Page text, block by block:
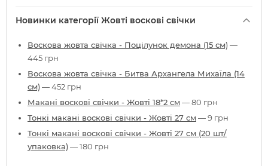
Новинки категорії Жовті воскові свічки
Воскова жовта свічка - Поцілунок демона (15 см)—
445 грн
Воскова жовта свічка - Битва Архангела Михаїла (14
см)— 452 грн
Макані воскові свічки - Жовті 18*2 см— 80 грн
Тонкі макані воскові свічки - Жовті 27 см— 9 грн
Тонкі макані воскові свічки - Жовті 27 см (20 шт/
упаковка)— 180 грн